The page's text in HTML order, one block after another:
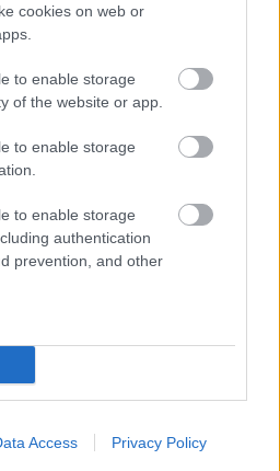
cookies on web or
to enable storage
of the website or app.
to enable storage
to enable storage
authentication
prevention, and other
Access Privacy Policy
6/8/2026